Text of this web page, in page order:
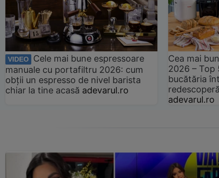
VIDEO
Cele mai bune espressoare
manuale cu portafiltru 2026: cum
obții un espresso de nivel barista
chiar la tine acasă adevarul.ro
Cea mai
2026 –
bucătăria
adevarul.ro